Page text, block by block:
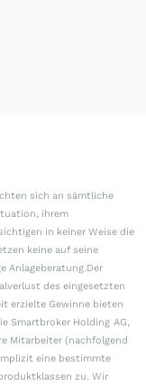
sich an sämtliche
ihrem
in keiner Weise die
keine auf seine
Anlageberatung.Der
des eingesetzten
erzielte Gewinne bieten
Smartbroker Holding AG,
Mitarbeiter (nachfolgend
eine bestimmte
zu. Wir